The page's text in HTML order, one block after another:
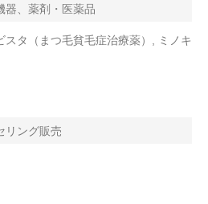
器、薬剤・医薬品
スタ（まつ毛貧毛症治療薬）, ミノキ
リング販売